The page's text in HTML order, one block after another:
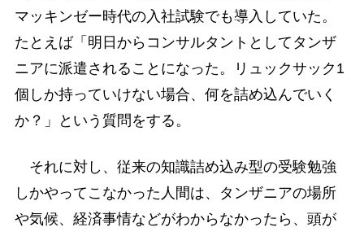
マッキンゼー時代の入社試験でも導入していた。
たとえば「明日からコンサルタントとしてタンザ
ニアに派遣されることになった。リュックサック1
個しか持っていけない場合、何を詰め込んでいく
か？」という質問をする。
それに対し、従来の知識詰め込み型の受験勉強
しかやってこなかった人間は、タンザニアの場所
や気候、経済事情などがわからなかったら、頭が